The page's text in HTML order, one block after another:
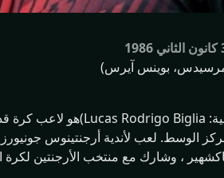
(مرسيدس، بوينس آيرس)
الوسط. لعب لأندية أرجنتينوس جونيورز
وشارك مع منتخب الأرجنتين لكرة القدم ، و كان